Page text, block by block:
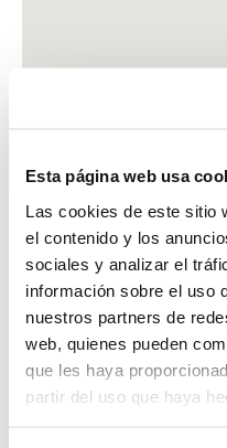
Esta página web usa
Las cookies de este sitio
el contenido y los
sociales y analizar el
información sobre el uso
nuestros partners de
web, quienes pueden
que les haya
partir del uso que haya
FARMACIA CB SOUSA
C. ALVAREZ HAZAÑAS, 4